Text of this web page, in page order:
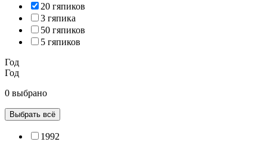
20 гяпиков
3 гяпика
50 гяпиков
5 гяпиков
Год
Год
0 выбрано
Выбрать всё
1992